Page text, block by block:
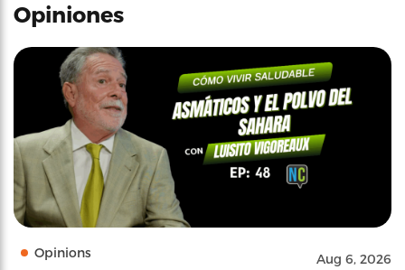
Opiniones
Opinions Aug 6, 2026